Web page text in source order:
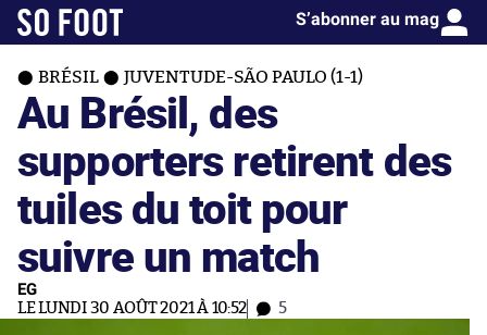
S’abonner au mag
BRÉSIL JUVENTUDE-SÃO PAULO (1-1)
Au Brésil, des
supporters retirent des
tuiles du toit pour
suivre un match
EG
LE LUNDI 30 AOÛT 2021 À 10:52 5